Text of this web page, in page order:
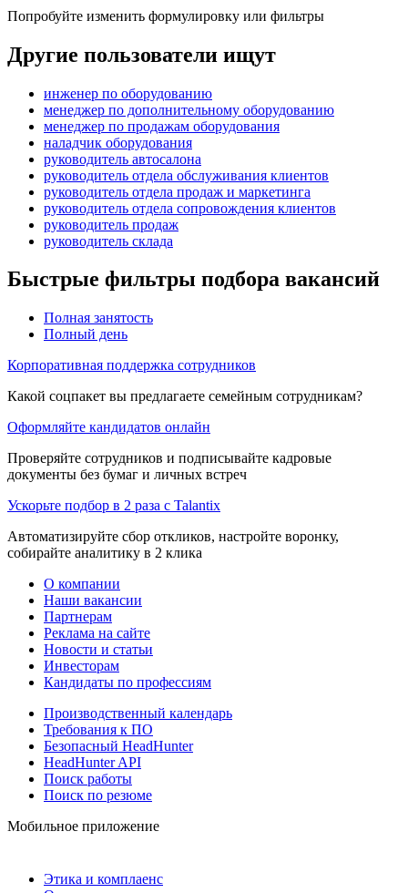
Попробуйте изменить формулировку или фильтры
Другие пользователи ищут
инженер по оборудованию
менеджер по дополнительному оборудованию
менеджер по продажам оборудования
наладчик оборудования
руководитель автосалона
руководитель отдела обслуживания клиентов
руководитель отдела продаж и маркетинга
руководитель отдела сопровождения клиентов
руководитель продаж
руководитель склада
Быстрые фильтры подбора вакансий
Полная занятость
Полный день
Корпоративная поддержка сотрудников
Какой соцпакет вы предлагаете семейным сотрудникам?
Оформляйте кандидатов онлайн
Проверяйте сотрудников и подписывайте кадровые
документы без бумаг и личных встреч
Ускорьте подбор в 2 раза с Talantix
Автоматизируйте сбор откликов, настройте воронку,
собирайте аналитику в 2 клика
О компании
Наши вакансии
Партнерам
Реклама на сайте
Новости и статьи
Инвесторам
Кандидаты по профессиям
Производственный календарь
Требования к ПО
Безопасный HeadHunter
HeadHunter API
Поиск работы
Поиск по резюме
Мобильное приложение
Этика и комплаенс